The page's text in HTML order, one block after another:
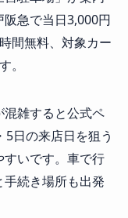
急で当日3,000円
間無料、対象カー
。
雑すると公式ペ
日の来店日を狙う
いです。車で行
手続き場所も出発